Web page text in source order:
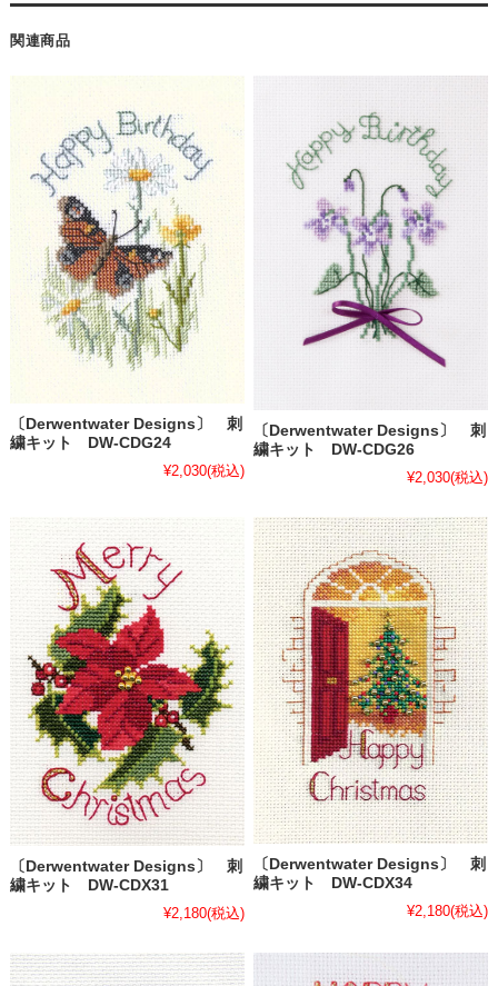
関連商品
〔Derwentwater Designs〕 刺
繍キット DW-CDG24
¥2,030(税込)
〔Derwentwater Designs〕 刺
繍キット DW-CDG26
¥2,030(税込)
〔Derwentwater Designs〕 刺
繍キット DW-CDX31
¥2,180(税込)
〔Derwentwater Designs〕 刺
繍キット DW-CDX34
¥2,180(税込)